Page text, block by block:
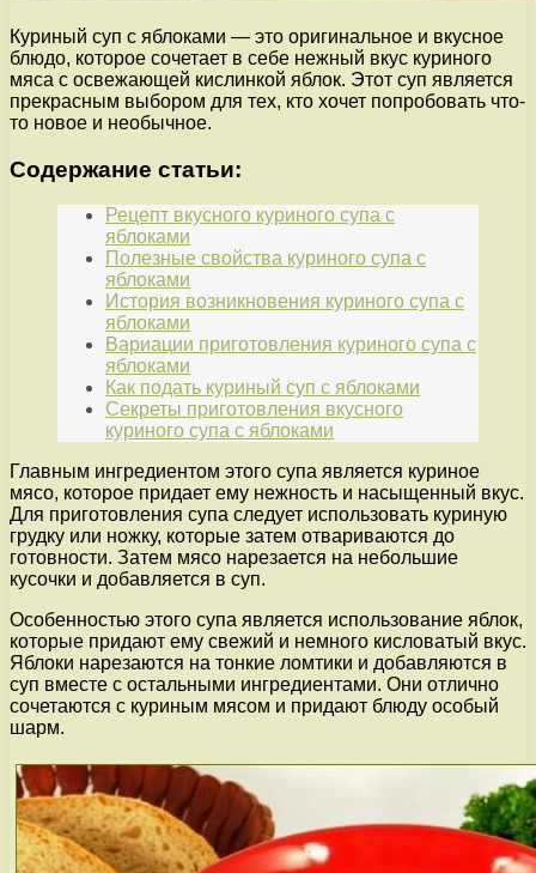
Куриный суп с яблоками — это оригинальное и вкусное
блюдо, которое сочетает в себе нежный вкус куриного
мяса с освежающей кислинкой яблок. Этот суп является
прекрасным выбором для тех, кто хочет попробовать что-
то новое и необычное.
Содержание статьи:
Рецепт вкусного куриного супа с
яблоками
Полезные свойства куриного супа с
яблоками
История возникновения куриного супа с
яблоками
Вариации приготовления куриного супа с
яблоками
Как подать куриный суп с яблоками
Секреты приготовления вкусного
куриного супа с яблоками
Главным ингредиентом этого супа является куриное
мясо, которое придает ему нежность и насыщенный вкус.
Для приготовления супа следует использовать куриную
грудку или ножку, которые затем отвариваются до
готовности. Затем мясо нарезается на небольшие
кусочки и добавляется в суп.
Особенностью этого супа является использование яблок,
которые придают ему свежий и немного кисловатый вкус.
Яблоки нарезаются на тонкие ломтики и добавляются в
суп вместе с остальными ингредиентами. Они отлично
сочетаются с куриным мясом и придают блюду особый
шарм.